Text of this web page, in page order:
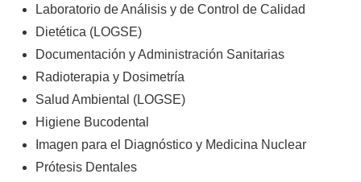
Laboratorio de Análisis y de Control de Calidad
Dietética (LOGSE)
Documentación y Administración Sanitarias
Radioterapia y Dosimetría
Salud Ambiental (LOGSE)
Higiene Bucodental
Imagen para el Diagnóstico y Medicina Nuclear
Prótesis Dentales